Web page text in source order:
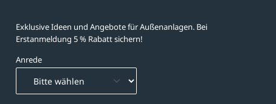
Exklusive Ideen und Angebote für Außenanlagen. Bei
Erstanmeldung 5 % Rabatt sichern!
Anrede